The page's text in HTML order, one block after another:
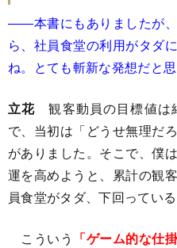
――本書にもありましたが
ら、社員食堂の利用がタダ
ね。とても斬新な発想だと思
立花 観客動員の目標値は
で、当初は「どうせ無理だ
がありました。そこで、僕
運を高めようと、累計の観
員食堂がタダ、下回ってい
こういう 「ゲーム的な仕